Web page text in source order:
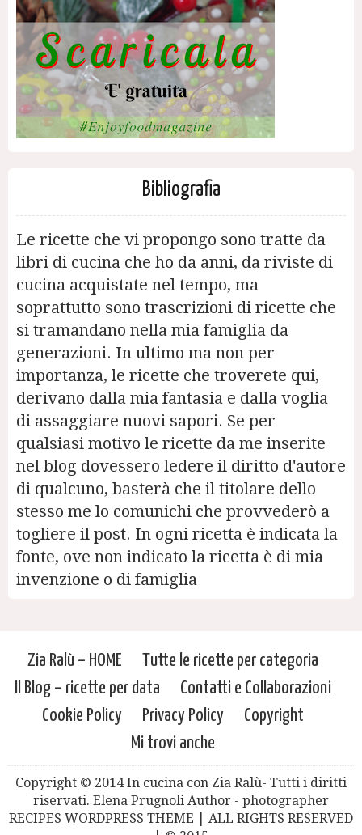
Bibliografia
Le ricette che vi propongo sono tratte da
libri di cucina che ho da anni, da riviste di
cucina acquistate nel tempo, ma
soprattutto sono trascrizioni di ricette che
si tramandano nella mia famiglia da
generazioni. In ultimo ma non per
importanza, le ricette che troverete qui,
derivano dalla mia fantasia e dalla voglia
di assaggiare nuovi sapori. Se per
qualsiasi motivo le ricette da me inserite
nel blog dovessero ledere il diritto d'autore
di qualcuno, basterà che il titolare dello
stesso me lo comunichi che provvederò a
togliere il post. In ogni ricetta è indicata la
fonte, ove non indicato la ricetta è di mia
invenzione o di famiglia
Zia Ralù – HOME
Tutte le ricette per categoria
Il Blog – ricette per data
Contatti e Collaborazioni
Cookie Policy
Privacy Policy
Copyright
Mi trovi anche
Copyright © 2014 In cucina con Zia Ralù- Tutti i diritti
riservati. Elena Prugnoli Author - photographer
RECIPES WORDPRESS THEME | ALL RIGHTS RESERVED